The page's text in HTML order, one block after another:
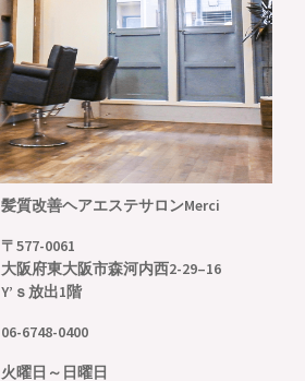
髪質改善ヘアエステサロンMerci
〒577-0061
大阪府東大阪市森河内西2-29–16
Y’ｓ放出1階
06-6748-0400
火曜日～日曜日